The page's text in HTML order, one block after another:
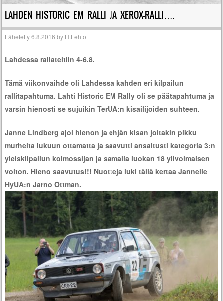
LAHDEN HISTORIC EM RALLI JA XEROX-RALLI….
Lähetetty6.8.2016 by H.Lehto
Lahdessa rallateltiin 4-6.8.
Tämä viikonvaihde oli Lahdessa kahden eri kilpailun
rallitapahtuma. Lahti Historic EM Rally oli se päätapahtuma ja
varsin hienosti se sujuikin TerUA:n kisailijoiden suhteen.
Janne Lindberg ajoi hienon ja ehjän kisan joitakin pikku
murheita lukuun ottamatta ja saavutti ansaitusti kategoria 3:n
yleiskilpailun kolmossijan ja samalla luokan 18 ylivoimaisen
voiton. Hieno saavutus!!! Nuotteja luki tällä kertaa Jannelle
HyUA:n Jarno Ottman.